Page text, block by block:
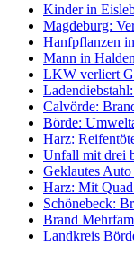
Kinder in
Magdeburg:
Hanfpflanzen
Mann in
LKW verliert
Calvörde:
Börde:
Harz:
Unfall mit drei
Geklautes
Harz: Mit
Schönebeck:
Brand
Landkreis